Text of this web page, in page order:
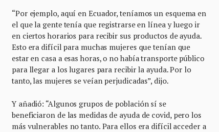
“Por ejemplo, aquí en Ecuador, teníamos un esquema en
el que la gente tenía que registrarse en línea y luego ir
en ciertos horarios para recibir sus productos de ayuda.
Esto era difícil para muchas mujeres que tenían que
estar en casa a esas horas, o no había transporte público
para llegar a los lugares para recibir la ayuda. Por lo
tanto, las mujeres se veían perjudicadas”, dijo.
Y añadió: “Algunos grupos de población sí se
beneficiaron de las medidas de ayuda de covid, pero los
más vulnerables no tanto. Para ellos era difícil acceder a